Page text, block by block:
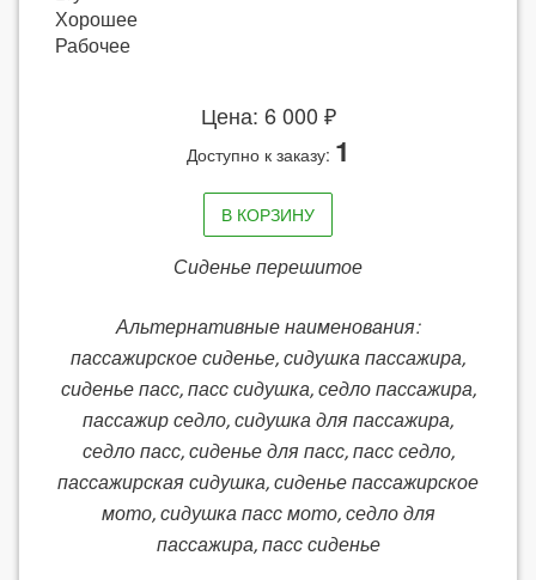
Хорошее
Рабочее
Цена: 6 000 ₽
Доступно к заказу: 1
В КОРЗИНУ
Сиденье перешитое
Альтернативные наименования:
пассажирское сиденье, сидушка пассажира,
сиденье пасс, пасс сидушка, седло пассажира,
пассажир седло, сидушка для пассажира,
седло пасс, сиденье для пасс, пасс седло,
пассажирская сидушка, сиденье пассажирское
мото, сидушка пасс мото, седло для
пассажира, пасс сиденье